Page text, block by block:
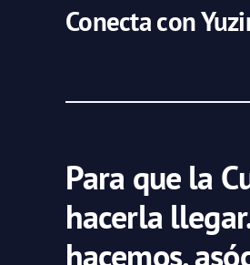
Conecta con
Para que la
hacerla
hacemos,